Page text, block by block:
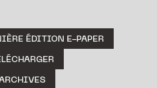
ÉDITION E-PAPER